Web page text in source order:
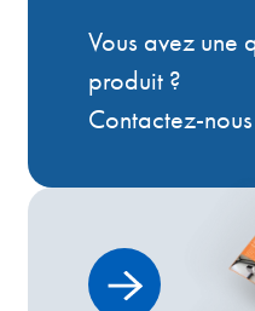
Vous avez une
produit ?
Contactez-nous